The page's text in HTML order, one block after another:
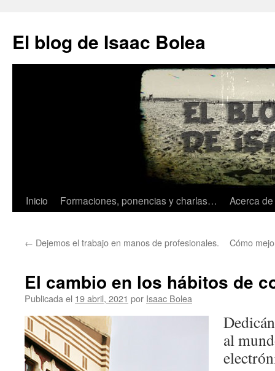
El blog de Isaac Bolea
Saltar
contenido
Inicio Formaciones, ponencias y charlas… Acerca
← Dejemos el trabajo en manos de profesionales. Cómo
El cambio en los hábitos de
Publicada el 19 abril, 2021 por Isaac Bolea
al